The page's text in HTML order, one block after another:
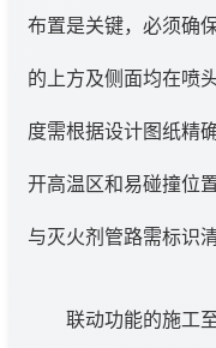
布置是关键，必须确
的上方及侧面均在喷
度需根据设计图纸精
开高温区和易碰撞位
与灭火剂管路需标识清
联动功能的施工